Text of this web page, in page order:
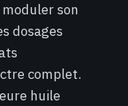
son
dosages
complet.
huile